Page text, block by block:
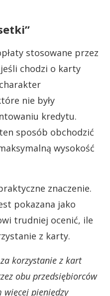
stosowane przez
chodzi o karty
nie były
kredytu.
sposób obchodzić
wysokość
znaczenie.
pokazana jako
trudniej ocenić, ile
z karty.
korzystanie z kart
obu przedsiębiorców
więcej pieniędzy